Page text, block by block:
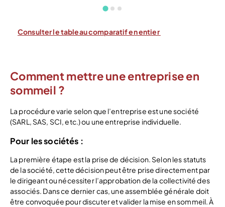
Consulter le tableau comparatif en entier
Comment mettre une entreprise en
sommeil ?
La procédure varie selon que l’entreprise est une société
(SARL, SAS, SCI, etc.) ou une entreprise individuelle.
Pour les sociétés :
La première étape est la prise de décision. Selon les statuts
de la société, cette décision peut être prise directement par
le dirigeant ou nécessiter l’approbation de la collectivité des
associés. Dans ce dernier cas, une assemblée générale doit
être convoquée pour discuter et valider la mise en sommeil. À